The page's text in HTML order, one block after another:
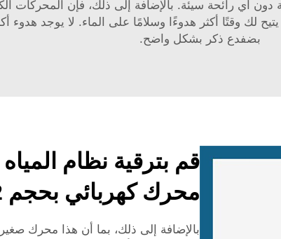
دون أي رائحة سيئة. بالإضافة إلى ذلك، فإن المحركات
لك وقتًا أكثر هدوءًا وسلامًا على الماء. لا يوجد
بضفدع ذكر بشكل واضح.
قم بترقية نظام
محرك كهربائي بحجم 32 بوصة
بالإضافة إلى ذلك، بما أن هذا محرك